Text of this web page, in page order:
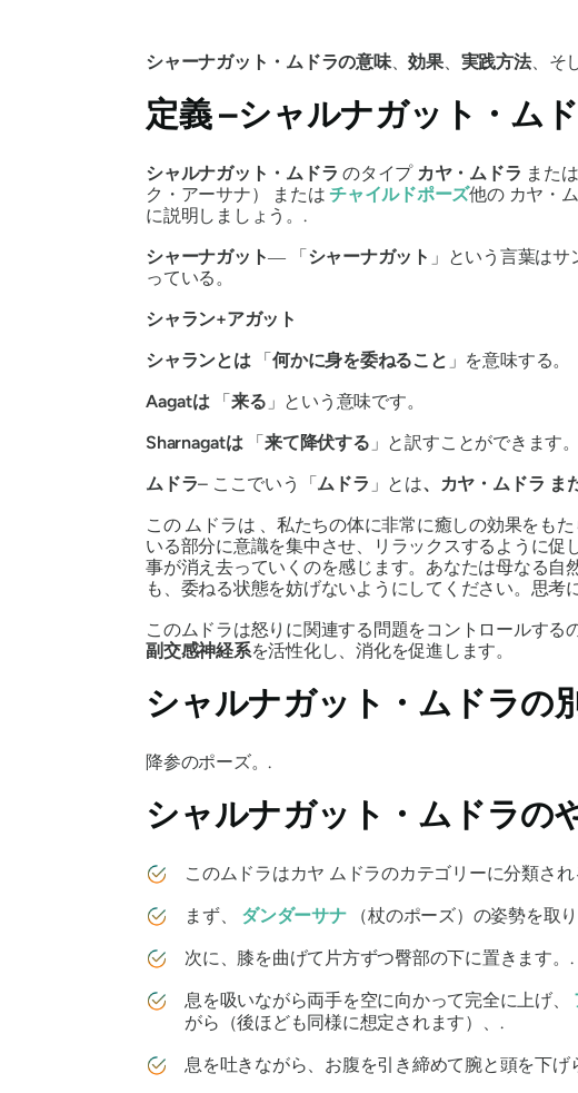
シャーナガット・ムドラの意味、効果、 実践方法、そ
定義 –シャルナガット・ム
シャルナガット・ムドラ のタイプ カヤ・ムドラ また
ク・アーサナ） またはチャイルドポーズ他の カヤ・
に説明しましょう。.
シャーナガット― 「シャーナガット 」という言葉は
っている。
シャラン+アガット
シャランとは「何かに身を委ねること 」を意味する。
Aagatは「来る 」という意味です。
Sharnagatは「来て降伏する 」と訳すことができます。
ムドラ– ここでいう「ムドラ 」 とは、カヤ・ムドラ ま
この ムドラは 、私たちの体に非常に癒しの効果をも
いる部分に意識を集中させ、リラックスするように促
事が消え去っていくのを感じます。あなたは母なる
も、委ねる状態を妨げないようにしてください。思考
このムドラは怒りに関連する問題をコントロールする
副交感神経系を活性化し、消化を促進します。
シャルナガット・ムドラの
降参のポーズ。.
シャルナガット・ムドラの
このムドラはカヤ ムドラのカテゴリーに分類さ
まず、 ダンダーサナ（杖のポーズ）の姿勢を取り
次に、膝を曲げて片方ずつ臀部の下に置きます。.
息を吸いながら両手を空に向かって完全に上げ、
がら（後ほども同様に想定されます）、.
息を吐きながら、お腹を引き締めて腕と頭を下